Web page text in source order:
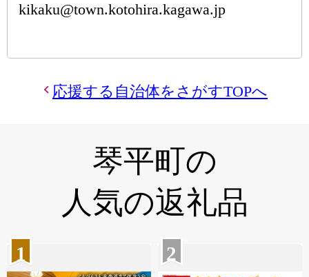
kikaku@town.kotohira.kagawa.jp
応援する自治体をさがすTOPへ
琴平町の
人気の返礼品
1 2